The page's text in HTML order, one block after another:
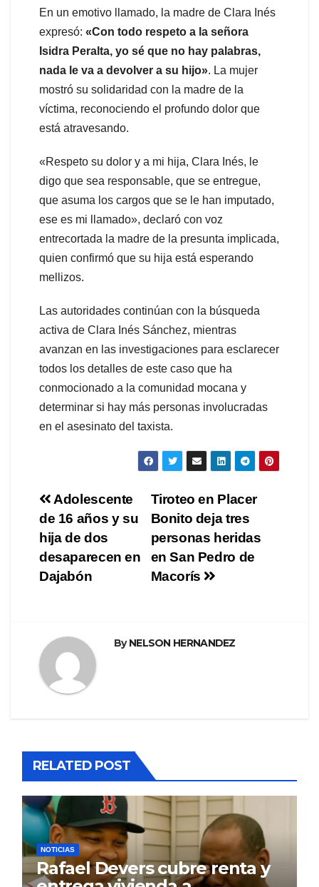
En un emotivo llamado, la madre de Clara Inés
expresó: «Con todo respeto a la señora
Isidra Peralta, yo sé que no hay palabras,
nada le va a devolver a su hijo». La mujer
mostró su solidaridad con la madre de la
víctima, reconociendo el profundo dolor que
está atravesando.
«Respeto su dolor y a mi hija, Clara Inés, le
digo que sea responsable, que se entregue,
que asuma los cargos que se le han imputado,
ese es mi llamado», declaró con voz
entrecortada la madre de la presunta implicada,
quien confirmó que su hija está esperando
mellizos.
Las autoridades continúan con la búsqueda
activa de Clara Inés Sánchez, mientras
avanzan en las investigaciones para esclarecer
todos los detalles de este caso que ha
conmocionado a la comunidad mocana y
determinar si hay más personas involucradas
en el asesinato del taxista.
Navegación
de
entradas
Tiroteo en Placer
Bonito deja tres
personas heridas
en San Pedro de
Macorís
Adolescente
de 16 años y su
hija de dos
desaparecen en
Dajabón
ByNELSON HERNANDEZ
RELATED POST
NOTICIAS
Rafael Devers cubre renta y